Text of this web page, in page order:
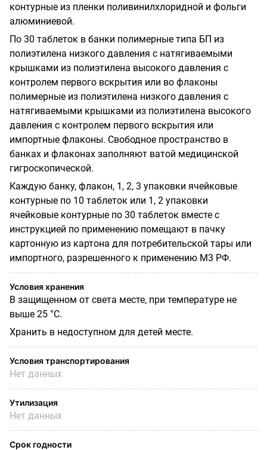
контурные из пленки поливинилхлоридной и фольги
алюминиевой.
По 30 таблеток в банки полимерные типа БП из
полиэтилена низкого давления с натягиваемыми
крышками из полиэтилена высокого давления с
контролем первого вскрытия или во флаконы
полимерные из полиэтилена низкого давления с
натягиваемыми крышками из полиэтилена высокого
давления с контролем первого вскрытия или
импортные флаконы. Свободное пространство в
банках и флаконах заполняют ватой медицинской
гигроскопической.
Каждую банку, флакон, 1, 2, 3 упаковки ячейковые
контурные по 10 таблеток или 1, 2 упаковки
ячейковые контурные по 30 таблеток вместе с
инструкцией по применению помещают в пачку
картонную из картона для потребительской тары или
импортного, разрешенного к применению М3 РФ.
Условия хранения
В защищенном от света месте, при температуре не
выше 25 °С.
Хранить в недоступном для детей месте.
Условия транспортирования
Нет данных
Утилизация
Нет данных
Срок годности